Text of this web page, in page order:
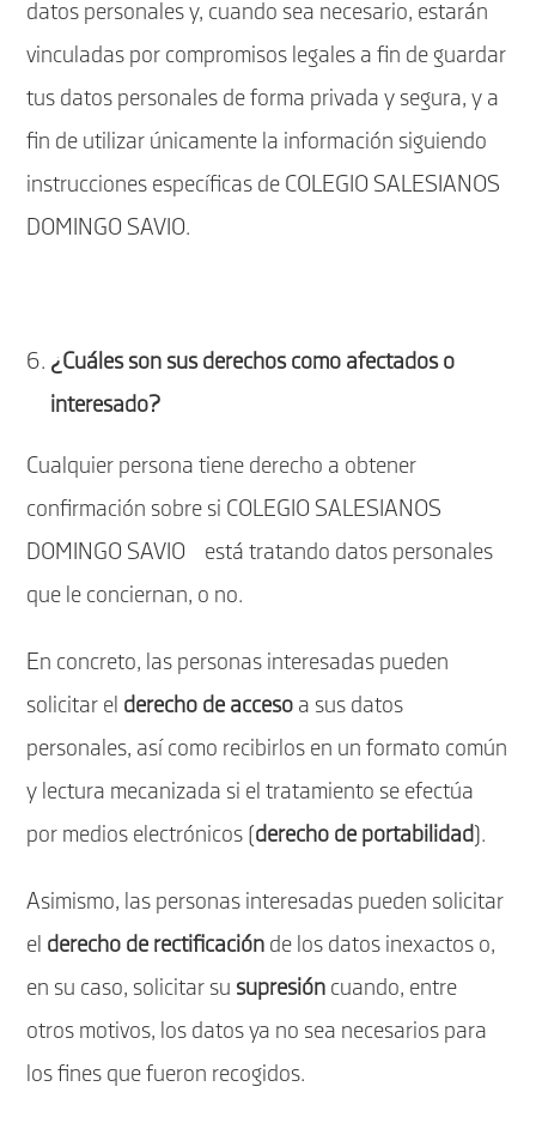
datos personales y, cuando sea necesario, estarán
vinculadas por compromisos legales a fin de guardar
tus datos personales de forma privada y segura, y a
fin de utilizar únicamente la información siguiendo
instrucciones específicas de COLEGIO SALESIANOS
DOMINGO SAVIO.
¿Cuáles son sus derechos como afectados o
interesado?
Cualquier persona tiene derecho a obtener
confirmación sobre si COLEGIO SALESIANOS
DOMINGO SAVIO está tratando datos personales
que le conciernan, o no.
En concreto, las personas interesadas pueden
solicitar el derecho de acceso a sus datos
personales, así como recibirlos en un formato común
y lectura mecanizada si el tratamiento se efectúa
por medios electrónicos ( derecho de portabilidad ).
Asimismo, las personas interesadas pueden solicitar
el derecho de rectificación de los datos inexactos o,
en su caso, solicitar su supresión cuando, entre
otros motivos, los datos ya no sea necesarios para
los fines que fueron recogidos.